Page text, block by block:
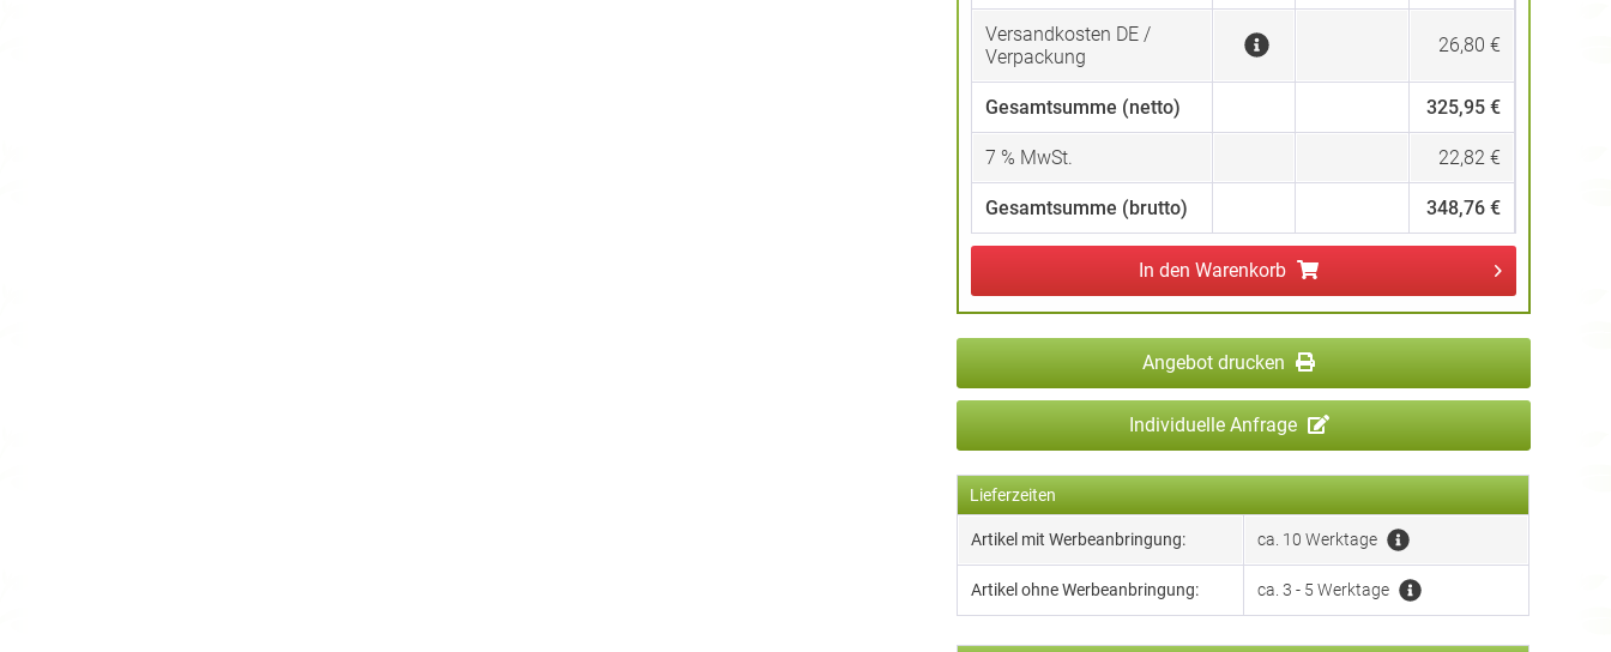
Versandkosten DE /
Verpackung
26,80 €
Gesamtsumme (netto) 325,95 €
7 % MwSt. 22,82 €
Gesamtsumme (brutto) 348,76 €
In den Warenkorb
Angebot drucken
Individuelle Anfrage
Lieferzeiten
Artikel mit Werbeanbringung: ca. 10 Werktage
Artikel ohne Werbeanbringung: ca. 3 - 5 Werktage